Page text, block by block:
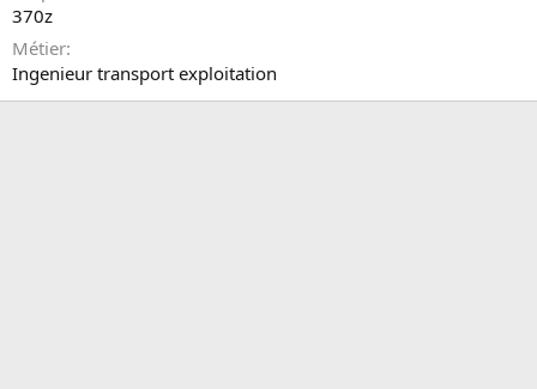
370z
Métier
Ingenieur transport exploitation